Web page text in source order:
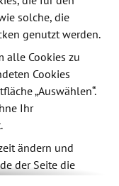
ein.
von Times
mit dem
in
weltweit auf
solche, die
genutzt werden.
alle Cookies zu
Cookies
„Auswählen“.
Ihr
ändern und
der Seite die